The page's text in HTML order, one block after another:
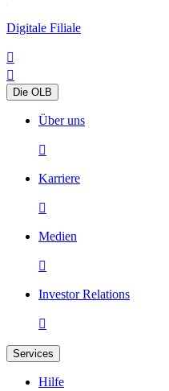
Digitale Filiale


Die OLB
Über uns

Karriere

Medien

Investor Relations

Services
Hilfe